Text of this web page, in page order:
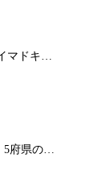
マドキ…
5府県の…